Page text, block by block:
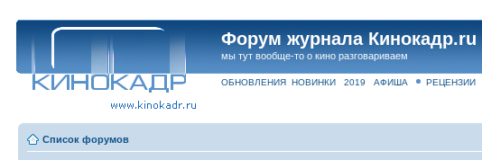
Форум журнала Кинокадр.ru
мы тут вообще-то о кино разговариваем
ОБНОВЛЕНИЯ НОВИНКИ 2019 АФИША РЕЦЕНЗИИ
Список форумов